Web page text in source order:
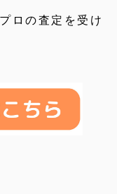
ロの査定を受け